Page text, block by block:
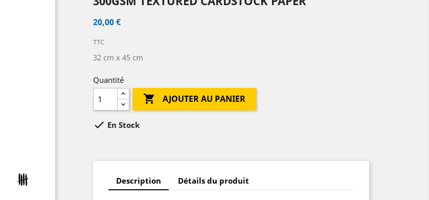
20,00 €
TTC
32 cm x 45 cm
Quantité
 AJOUTER AU PANIER
 En Stock
Description Détails du produit